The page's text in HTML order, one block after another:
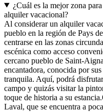
¿Cuál es la mejor zona
alquiler vacacional?
Al considerar un alquiler
pueblo en la región de Pays
centrarse en las zonas
escénica como acceso
cercano pueblo de Saint-
encantadora, conocida por
tranquila. Aquí, podrá
campo y quizás visitar la
toque de historia a su
Laval, que se encuentra a